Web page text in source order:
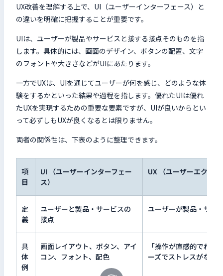
UX改善を理解する上で、UI（ユーザーインターフェース）と
の違いを明確に把握することが重要です。
UIは、ユーザーが製品やサービスと接する接点そのものを指
します。具体的には、画面のデザイン、ボタンの配置、文字
のフォントや大きさなどがUIにあたります。
一方でUXは、UIを通じてユーザーが何を感じ、どのような体
験をするかといった結果や過程を指します。優れたUIは優れ
たUXを実現するための重要な要素ですが、UIが良いからとい
って必ずしもUXが良くなるとは限りません。
両者の関係性は、下表のように整理できます。
項
目
UI （ユーザーインターフェー
ス）
UX （ユーザーエクス
定
義
ユーザーと製品・サービスの
接点
ユーザーが製品・サー
具
体
例
画面レイアウト、ボタン、アイ
コン、フォント、配色
「操作が直感的でわ
ーズでストレスがない